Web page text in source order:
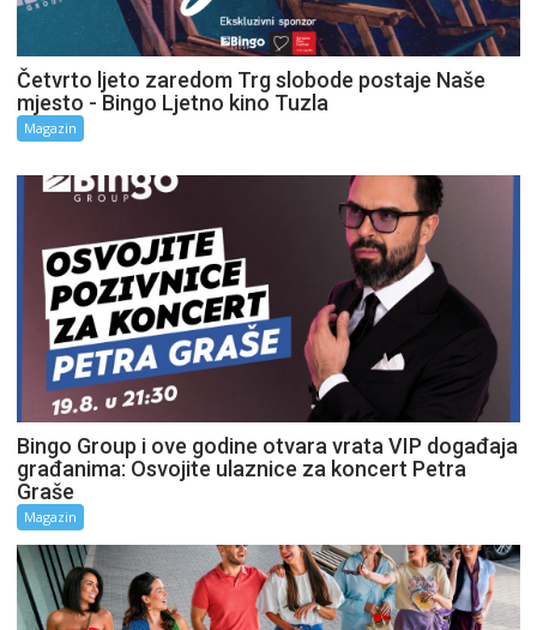
Četvrto ljeto zaredom Trg slobode postaje Naše
mjesto - Bingo Ljetno kino Tuzla
Magazin
Bingo Group i ove godine otvara vrata VIP događaja
građanima: Osvojite ulaznice za koncert Petra
Graše
Magazin